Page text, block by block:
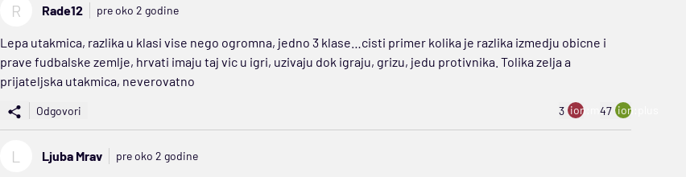
R Rade12 pre oko 2 godine
Lepa utakmica, razlika u klasi vise nego ogromna, jedno 3 klase…cisti primer kolika je razlika izmedju obicne i
prave fudbalske zemlje, hrvati imaju taj vic u igri, uzivaju dok igraju, grizu, jedu protivnika. Tolika zelja a
prijateljska utakmica, neverovatno
Odgovori 3 ion:minus
47 ion:plus
L Ljuba Mrav pre oko 2 godine